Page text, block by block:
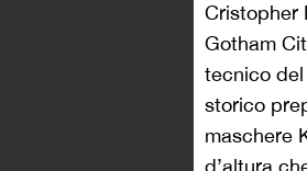
Cristopher
Gotham
tecnico
storico
maschere
d’altura